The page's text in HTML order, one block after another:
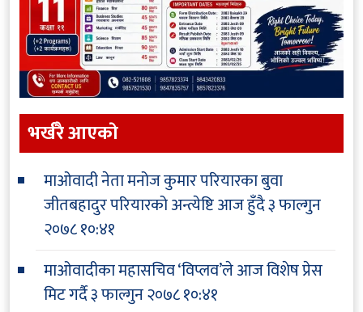
भर्खरै आएकाे
माओवादी नेता मनोज कुमार परियारका बुवा
जीतबहादुर परियारको अन्त्येष्टि आज हुँदै३ फाल्गुन
२०७८ १०:४१
माओवादीका महासचिव ‘विप्लव’ले आज विशेष प्रेस
मिट गर्दै३ फाल्गुन २०७८ १०:४१